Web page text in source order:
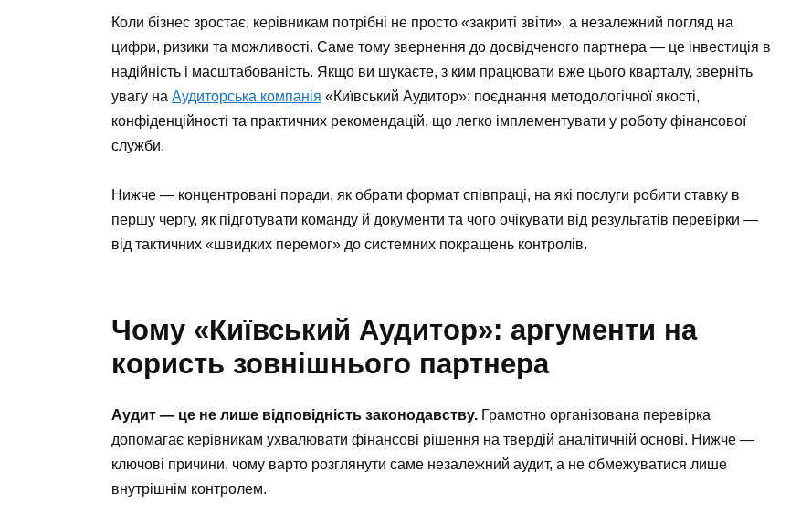
Коли бізнес зростає, керівникам потрібні не просто «закриті звіти», а незалежний погляд на
цифри, ризики та можливості. Саме тому звернення до досвідченого партнера — це інвестиція в
надійність і масштабованість. Якщо ви шукаєте, з ким працювати вже цього кварталу, зверніть
увагу на Аудиторська компанія «Київський Аудитор»: поєднання методологічної якості,
конфіденційності та практичних рекомендацій, що легко імплементувати у роботу фінансової
служби.
Нижче — концентровані поради, як обрати формат співпраці, на які послуги робити ставку в
першу чергу, як підготувати команду й документи та чого очікувати від результатів перевірки —
від тактичних «швидких перемог» до системних покращень контролів.
Чому «Київський Аудитор»: аргументи на
користь зовнішнього партнера
Аудит — це не лише відповідність законодавству. Грамотно організована перевірка
допомагає керівникам ухвалювати фінансові рішення на твердій аналітичній основі. Нижче —
ключові причини, чому варто розглянути саме незалежний аудит, а не обмежуватися лише
внутрішнім контролем.